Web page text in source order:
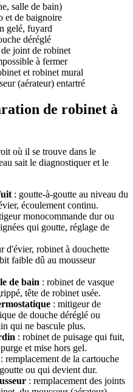
salle de bain)
et de baignoire
gelé, fuyard
déréglé
joint de robinet
à fermer
et robinet mural
(aérateur) entartré
de robinet à
où il se trouve dans le
sait le diagnostiquer et le
: goutte-à-goutte au niveau du
écoulement continu.
monocommande dur ou
qui goutte, réglage de
d'évier, robinet à douchette
faible dû au mousseur
de bain : robinet de vasque
tête de robinet usée.
: mitigeur de
de douche déréglé ou
qui ne bascule plus.
: robinet de puisage qui fuit,
et mise hors gel.
: remplacement de la cartouche
ou qui devient dur.
: remplacement des joints